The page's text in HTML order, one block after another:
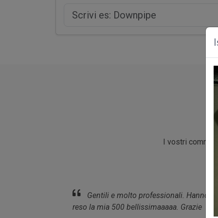
I vostri
molto professionali. Hanno
bellissimaaaaa. Grazie
Personale
sempre pronti a dare